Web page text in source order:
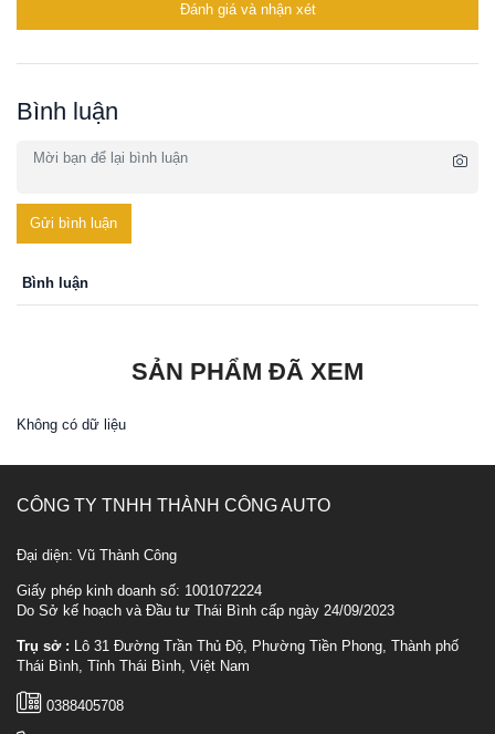
Đánh giá và nhận xét
Bình luận
Gửi bình luận
Bình luận
SẢN PHẨM ĐÃ XEM
Không có dữ liệu
CÔNG TY TNHH THÀNH CÔNG AUTO
Đại diện: Vũ Thành Công
Giấy phép kinh doanh số: 1001072224
Do Sở kế hoạch và Đầu tư Thái Bình cấp ngày 24/09/2023
Trụ sở : Lô 31 Đường Trần Thủ Độ, Phường Tiền Phong, Thành phố
Thái Bình, Tỉnh Thái Bình, Việt Nam
0388405708